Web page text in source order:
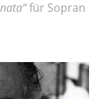
für Sopran